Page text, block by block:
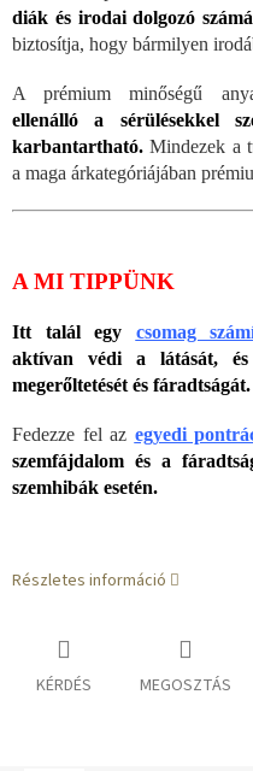
diák és irodai dolgozó
biztosítja, hogy bármilyen
A prémium minőségű
ellenálló a sérülésekkel
karbantartható. Mindezek a
a maga árkategóriájában
A MI TIPPÜNK
Itt talál egy csomag
aktívan védi a látását,
megerőltetését és fáradtságát.
Fedezze fel az egyedi
szemfájdalom és a
szemhibák esetén.
Részletes információ
KÉRDÉS MEGOSZTÁS